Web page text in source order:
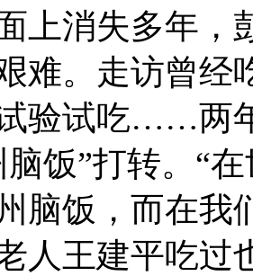
上消失多年，
难。走访曾经
验试吃……两
脑饭”打转。“
脑饭，而在我
人王建平吃过